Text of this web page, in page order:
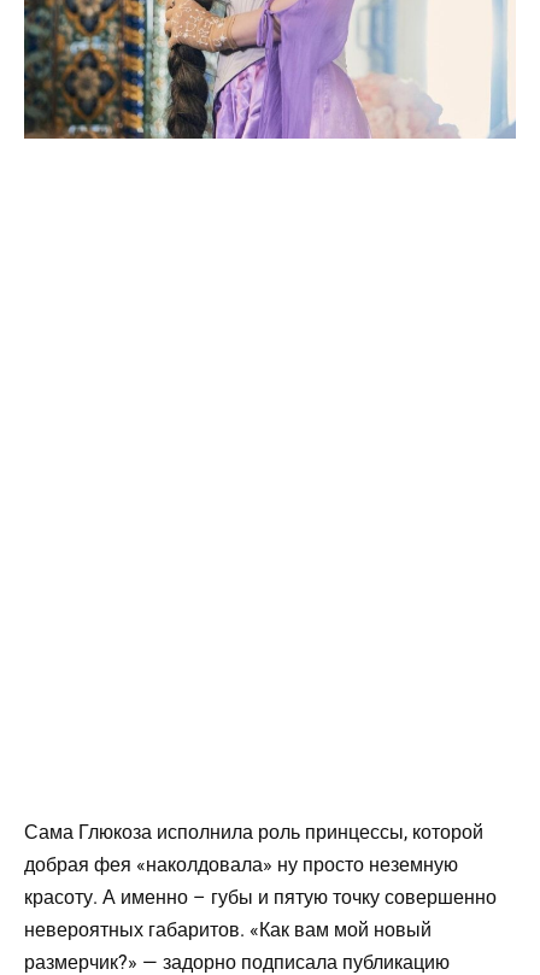
Сама Глюкоза исполнила роль принцессы, которой
добрая фея «наколдовала» ну просто неземную
красоту. А именно – губы и пятую точку совершенно
невероятных габаритов. «Как вам мой новый
размерчик?» — задорно подписала публикацию